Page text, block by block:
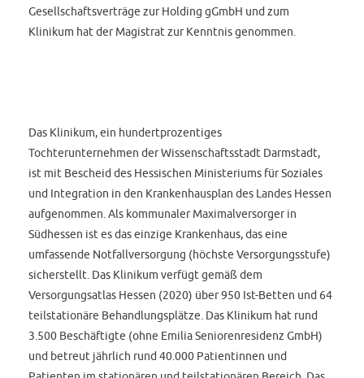
Gesellschaftsverträge zur Holding gGmbH und zum
Klinikum hat der Magistrat zur Kenntnis genommen.
Das Klinikum, ein hundertprozentiges
Tochterunternehmen der Wissenschaftsstadt Darmstadt,
ist mit Bescheid des Hessischen Ministeriums für Soziales
und Integration in den Krankenhausplan des Landes Hessen
aufgenommen. Als kommunaler Maximalversorger in
Südhessen ist es das einzige Krankenhaus, das eine
umfassende Notfallversorgung (höchste Versorgungsstufe)
sicherstellt. Das Klinikum verfügt gemäß dem
Versorgungsatlas Hessen (2020) über 950 Ist-Betten und 64
teilstationäre Behandlungsplätze. Das Klinikum hat rund
3.500 Beschäftigte (ohne Emilia Seniorenresidenz GmbH)
und betreut jährlich rund 40.000 Patientinnen und